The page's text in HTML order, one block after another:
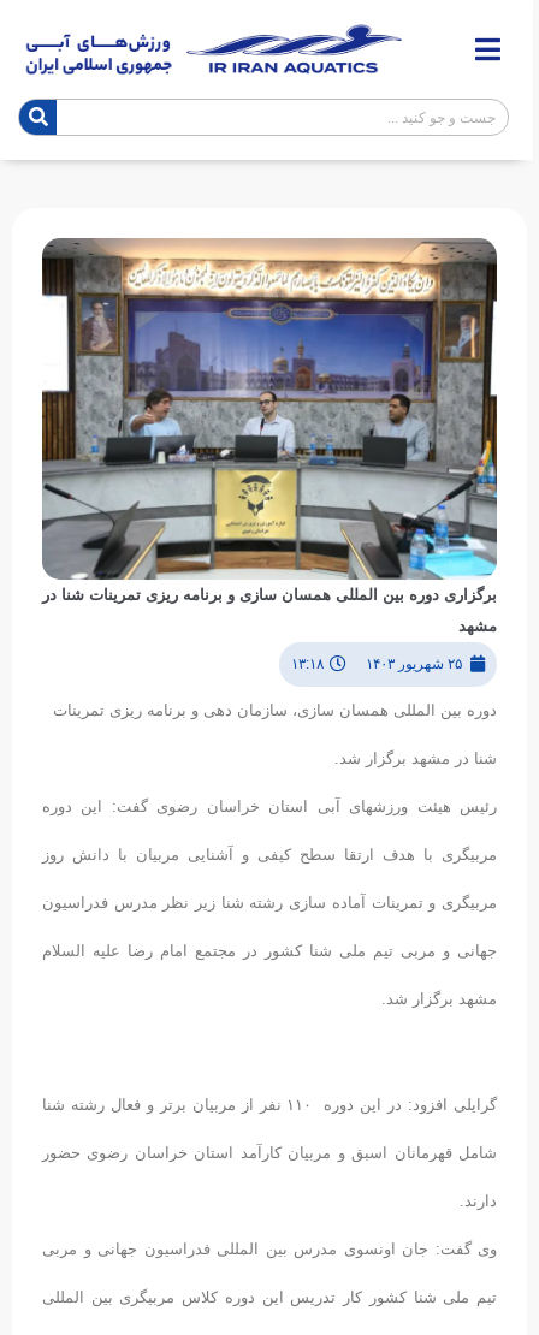
برگزاری دوره بین المللی همسان سازی و برنامه ریزی تمرینات شنا در
مشهد
۲۵ شهریور ۱۴۰۳ ۱۳:۱۸
دوره بین المللی همسان سازی، سازمان دهی و برنامه ریزی تمرینات
شنا در مشهد برگزار شد.
رئیس هیئت ورزشهای آبی استان خراسان رضوی گفت: این دوره
مربیگری با هدف ارتقا سطح کیفی و آشنایی مربیان با دانش روز
مربیگری و تمرینات آماده سازی رشته شنا زیر نظر مدرس فدراسیون
جهانی و مربی تیم ملی شنا کشور در مجتمع امام رضا علیه السلام
مشهد برگزار شد.
گرایلی افزود: در این دوره ۱۱۰ نفر از مربیان برتر و فعال رشته شنا
شامل قهرمانان اسبق و مربیان کارآمد استان خراسان رضوی حضور
دارند.
وی گفت: جان اونسوی مدرس بین المللی فدراسیون جهانی و مربی
تیم ملی شنا کشور کار تدریس این دوره کلاس مربیگری بین المللی